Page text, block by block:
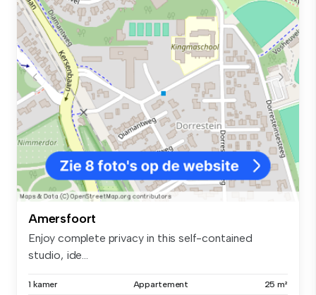
Amersfoort
Enjoy complete privacy in this self-contained
studio, ide...
1 kamer Appartement 25 m²